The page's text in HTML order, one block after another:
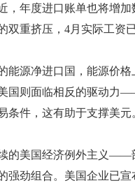
，年度进口账单也将增
双重挤压，4月实际工资
源净进口国，能源价格
国则面临相反的驱动力
条件，这有助于支撑美元
美国经济例外主义——
强劲组合。美国企业已